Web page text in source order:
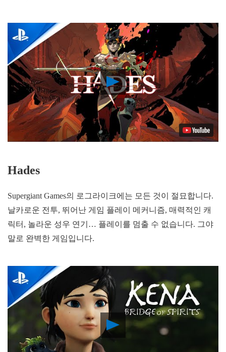
Play
Video
Hades
Supergiant Games의 로그라이크에는 모든 것이 절묘합니다.
날카로운 전투, 뛰어난 게임 플레이 메커니즘, 매력적인 캐
릭터, 놀라운 성우 연기… 플레이를 멈출 수 없습니다. 그야
말로 완벽한 게임입니다.
Play
Video